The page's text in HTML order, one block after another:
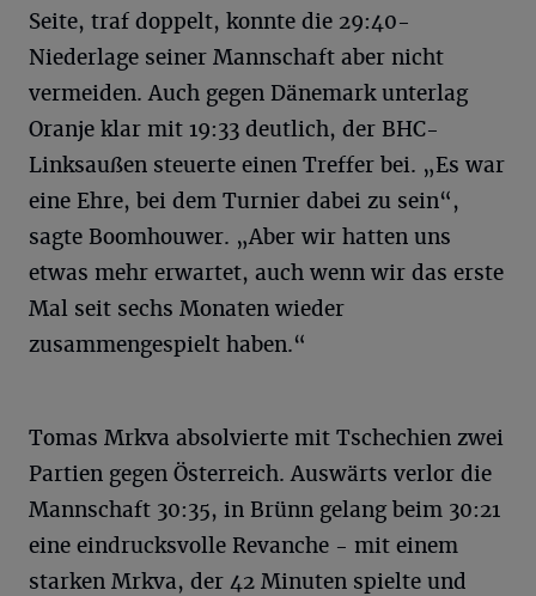
Seite, traf doppelt, konnte die 29:40-
Niederlage seiner Mannschaft aber nicht
vermeiden. Auch gegen Dänemark unterlag
Oranje klar mit 19:33 deutlich, der BHC-
Linksaußen steuerte einen Treffer bei. „Es war
eine Ehre, bei dem Turnier dabei zu sein“,
sagte Boomhouwer. „Aber wir hatten uns
etwas mehr erwartet, auch wenn wir das erste
Mal seit sechs Monaten wieder
zusammengespielt haben.“
Tomas Mrkva absolvierte mit Tschechien zwei
Partien gegen Österreich. Auswärts verlor die
Mannschaft 30:35, in Brünn gelang beim 30:21
eine eindrucksvolle Revanche - mit einem
starken Mrkva, der 42 Minuten spielte und